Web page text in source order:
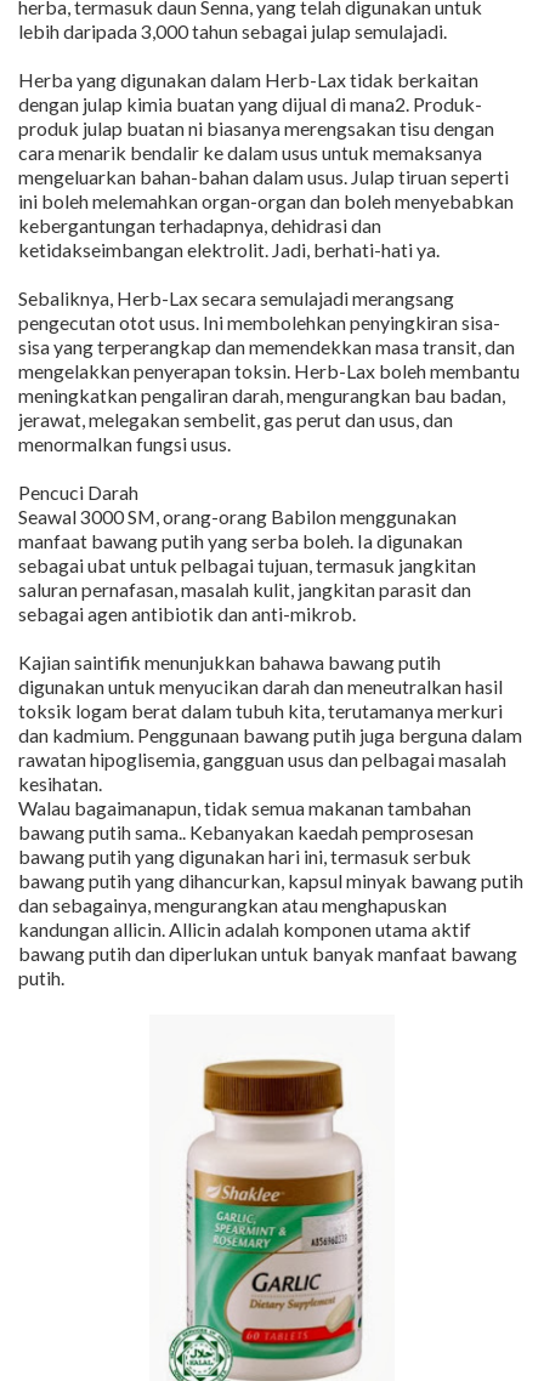
herba, termasuk daun Senna, yang telah digunakan untuk
lebih daripada 3,000 tahun sebagai julap semulajadi.
Herba yang digunakan dalam Herb-Lax tidak berkaitan
dengan julap kimia buatan yang dijual di mana2. Produk-
produk julap buatan ni biasanya merengsakan tisu dengan
cara menarik bendalir ke dalam usus untuk memaksanya
mengeluarkan bahan-bahan dalam usus. Julap tiruan seperti
ini boleh melemahkan organ-organ dan boleh menyebabkan
kebergantungan terhadapnya, dehidrasi dan
ketidakseimbangan elektrolit. Jadi, berhati-hati ya.
Sebaliknya, Herb-Lax secara semulajadi merangsang
pengecutan otot usus. Ini membolehkan penyingkiran sisa-
sisa yang terperangkap dan memendekkan masa transit, dan
mengelakkan penyerapan toksin. Herb-Lax boleh membantu
meningkatkan pengaliran darah, mengurangkan bau badan,
jerawat, melegakan sembelit, gas perut dan usus, dan
menormalkan fungsi usus.
Pencuci Darah
Seawal 3000 SM, orang-orang Babilon menggunakan
manfaat bawang putih yang serba boleh. Ia digunakan
sebagai ubat untuk pelbagai tujuan, termasuk jangkitan
saluran pernafasan, masalah kulit, jangkitan parasit dan
sebagai agen antibiotik dan anti-mikrob.
Kajian saintifik menunjukkan bahawa bawang putih
digunakan untuk menyucikan darah dan meneutralkan hasil
toksik logam berat dalam tubuh kita, terutamanya merkuri
dan kadmium. Penggunaan bawang putih juga berguna dalam
rawatan hipoglisemia, gangguan usus dan pelbagai masalah
kesihatan.
Walau bagaimanapun, tidak semua makanan tambahan
bawang putih sama.. Kebanyakan kaedah pemprosesan
bawang putih yang digunakan hari ini, termasuk serbuk
bawang putih yang dihancurkan, kapsul minyak bawang putih
dan sebagainya, mengurangkan atau menghapuskan
kandungan allicin. Allicin adalah komponen utama aktif
bawang putih dan diperlukan untuk banyak manfaat bawang
putih.